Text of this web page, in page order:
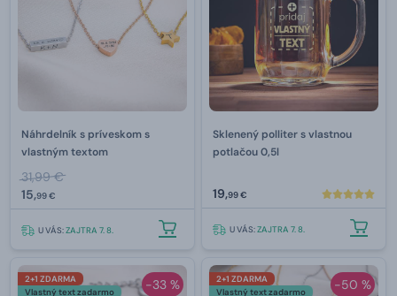
Náhrdelník s príveskom s
vlastným textom
31,99 €
15,99 €
U VÁS:ZAJTRA 7. 8.
Sklenený polliter s vlastnou
potlačou 0,5l
19,99 €
U VÁS:ZAJTRA 7. 8.
-33 %
2+1 ZDARMA
Vlastný text zadarmo
-50 %
2+1 ZDARMA
Vlastný text zadarmo